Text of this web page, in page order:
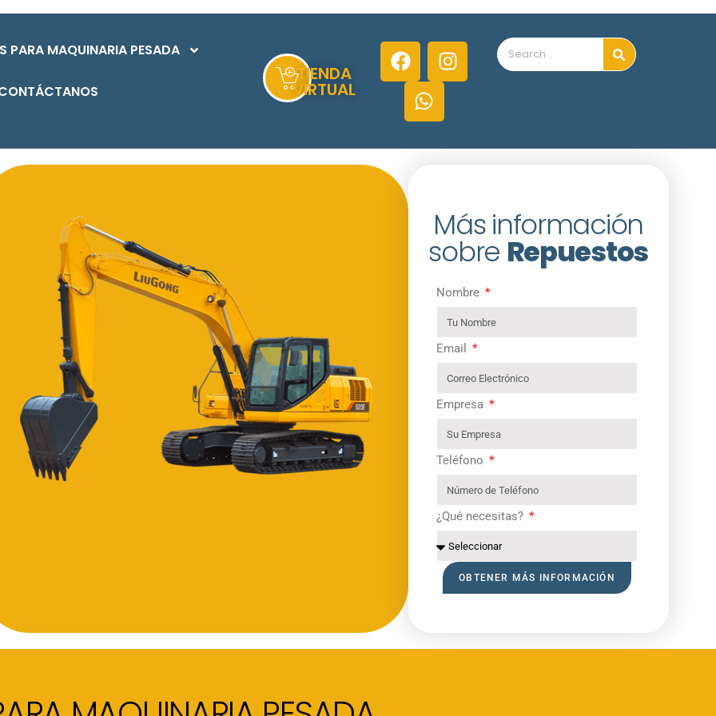
PARA MAQUINARIA PESADA
TIENDA
VIRTUAL
Más información
sobre Repuestos
Nombre
Email
Empresa
Teléfono
¿Qué necesitas?
OBTENER MÁS INFORMACIÓN